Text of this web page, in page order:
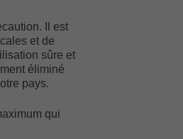
Il est
et de
sûre et
éliminé
pays.
qui